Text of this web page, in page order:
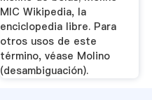
MIC Wikipedia, la
enciclopedia libre. Para
otros usos de este
término, véase Molino
(desambiguación).